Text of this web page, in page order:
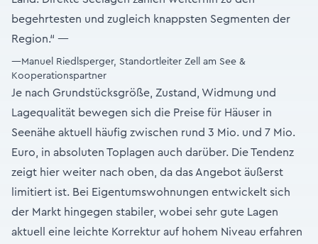
begehrtesten und zugleich knappsten Segmenten der
Region.“ —
—Manuel Riedlsperger, Standortleiter Zell am See &
Kooperationspartner
Je nach Grundstücksgröße, Zustand, Widmung und
Lagequalität bewegen sich die Preise für Häuser in
Seenähe aktuell häufig zwischen rund 3 Mio. und 7 Mio.
Euro, in absoluten Toplagen auch darüber. Die Tendenz
zeigt hier weiter nach oben, da das Angebot äußerst
limitiert ist. Bei Eigentumswohnungen entwickelt sich
der Markt hingegen stabiler, wobei sehr gute Lagen
aktuell eine leichte Korrektur auf hohem Niveau erfahren